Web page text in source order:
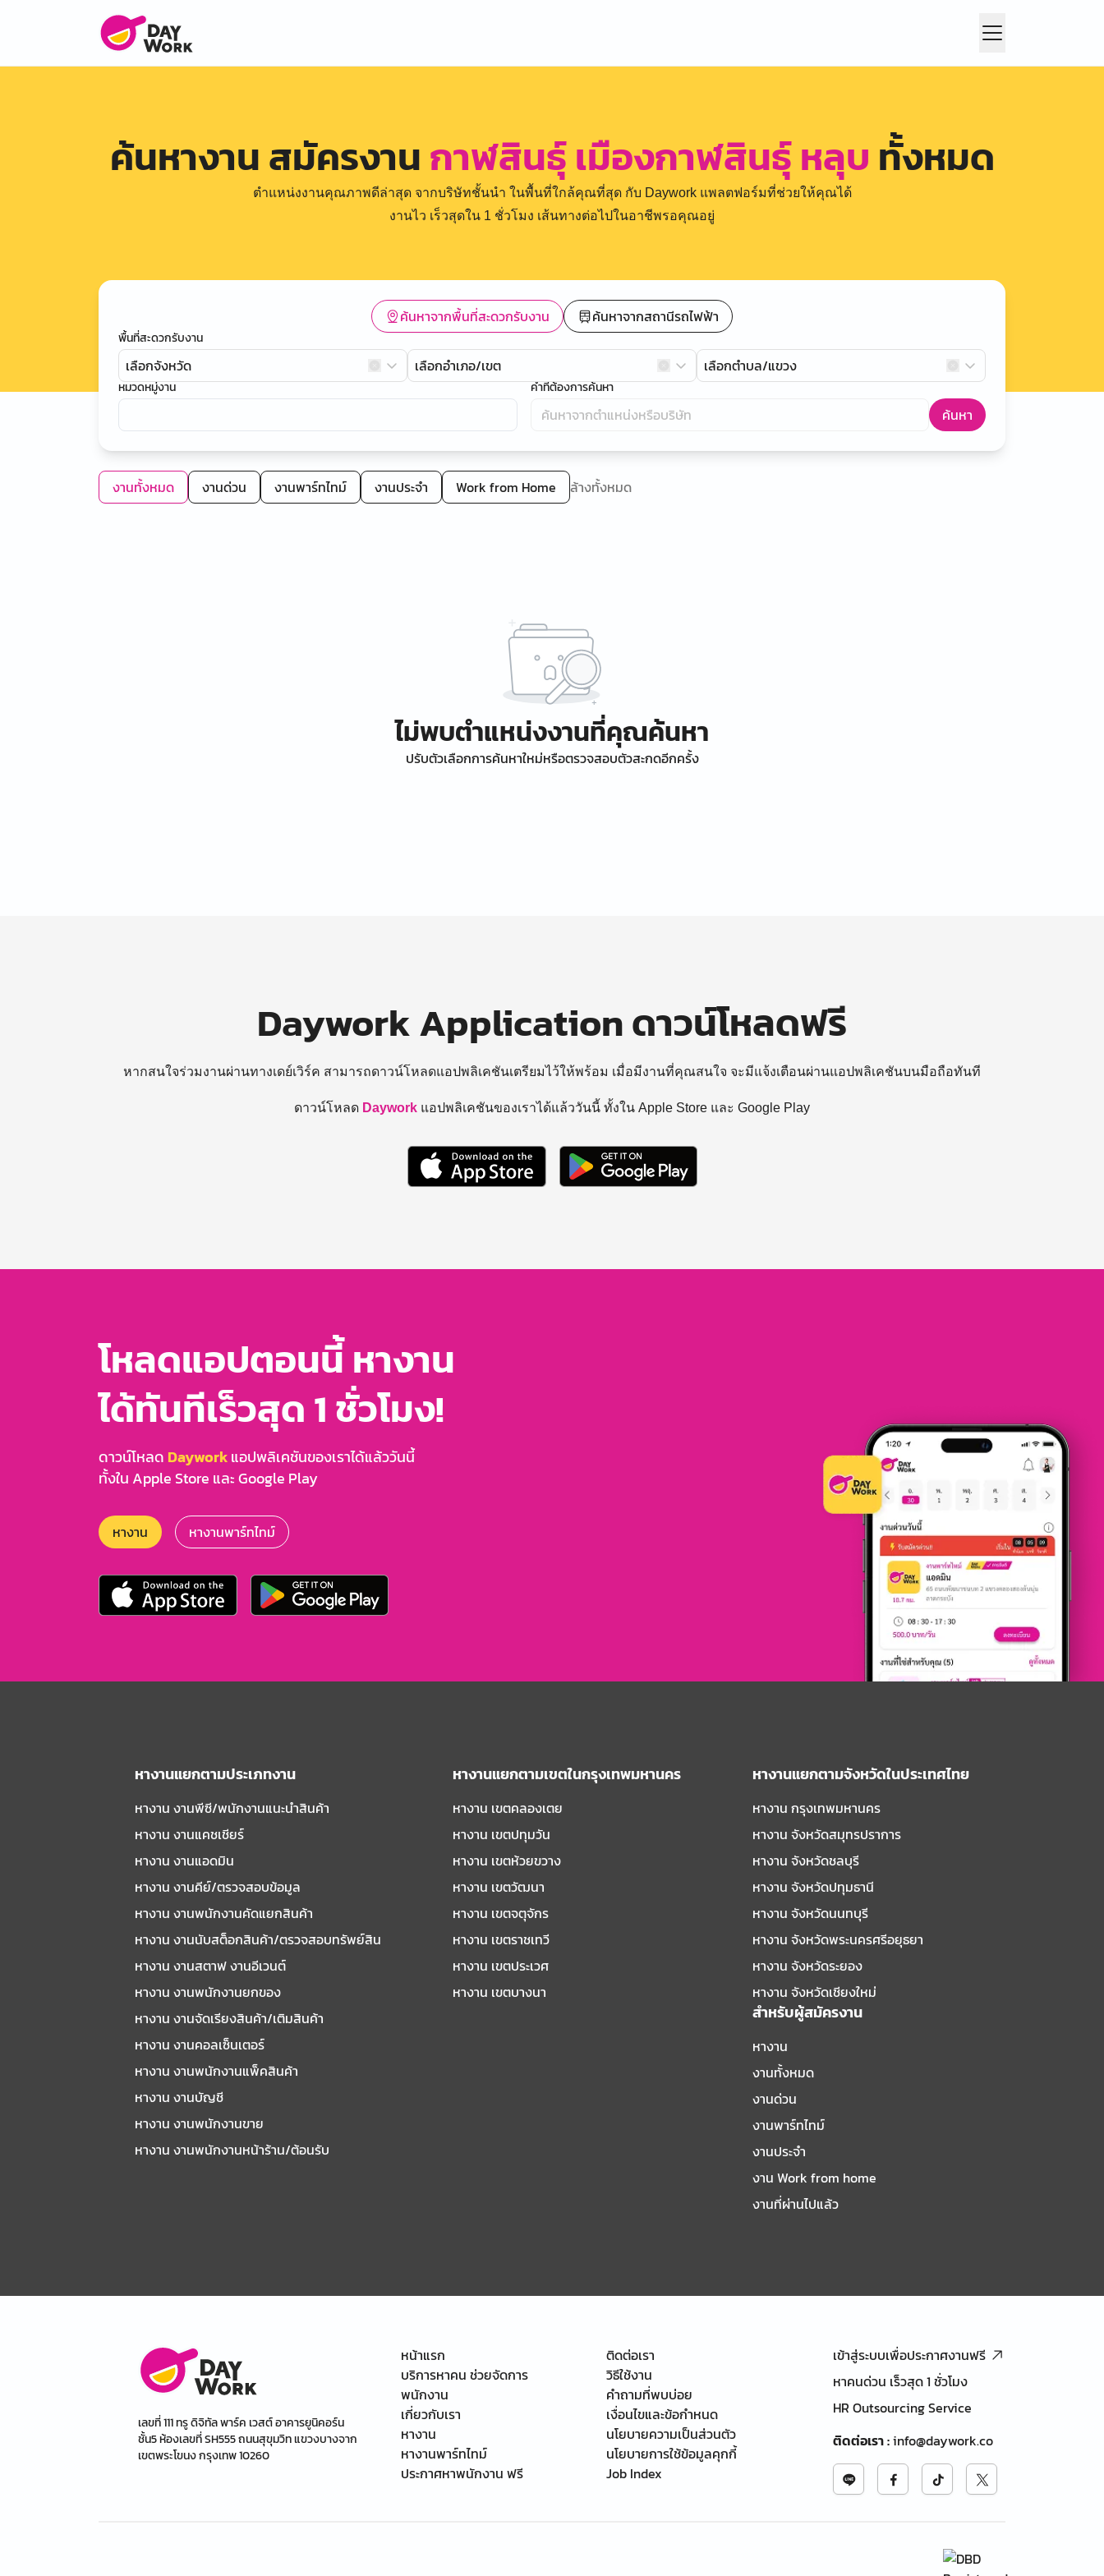
ค้นหางาน สมัครงานกาฬสินธุ์ เมืองกาฬสินธุ์ หลุบ ทั้งหมด
ตำแหน่งงานคุณภาพดีล่าสุด จากบริษัทชั้นนำ ในพื้นที่ใกล้คุณที่สุด กับ Daywork แพลตฟอร์มที่ช่วยให้คุณได้
งานไว เร็วสุดใน 1 ชั่วโมง เส้นทางต่อไปในอาชีพรอคุณอยู่
ค้นหาจากพื้นที่สะดวกรับงาน ค้นหาจากสถานีรถไฟฟ้า
พื้นที่สะดวกรับงาน
เลือกจังหวัด เลือกอำเภอ/เขต เลือกตำบล/แขวง
หมวดหมู่งาน คำที่ต้องการค้นหา
ค้นหา
งานทั้งหมด งานด่วน งานพาร์ทไทม์ งานประจำ Work from Home ล้างทั้งหมด
ไม่พบตำแหน่งงานที่คุณค้นหา
ปรับตัวเลือกการค้นหาใหม่หรือตรวจสอบตัวสะกดอีกครั้ง
Daywork Application ดาวน์โหลดฟรี
หากสนใจร่วมงานผ่านทางเดย์เวิร์ค สามารถดาวน์โหลดแอปพลิเคชันเตรียมไว้ให้พร้อม เมื่อมีงานที่คุณสนใจ จะมีแจ้งเตือนผ่านแอปพลิเคชันบนมือถือทันที
ดาวน์โหลด Daywork แอปพลิเคชันของเราได้แล้ววันนี้ ทั้งใน Apple Store และ Google Play
โหลดแอปตอนนี้ หางาน
ได้ทันทีเร็วสุด 1 ชั่วโมง!
ดาวน์โหลด Dayworkแอปพลิเคชันของเราได้แล้ววันนี้
ทั้งใน Apple Store และ Google Play
หางาน หางานพาร์ทไทม์
หางานแยกตามประเภทงาน
หางาน งานพีซี/พนักงานแนะนําสินค้า
หางาน งานแคชเชียร์
หางาน งานแอดมิน
หางาน งานคีย์/ตรวจสอบข้อมูล
หางาน งานพนักงานคัดแยกสินค้า
หางาน งานนับสต็อกสินค้า/ตรวจสอบทรัพย์สิน
หางาน งานสตาฟ งานอีเวนต์
หางาน งานพนักงานยกของ
หางาน งานจัดเรียงสินค้า/เติมสินค้า
หางาน งานคอลเซ็นเตอร์
หางาน งานพนักงานแพ็คสินค้า
หางาน งานบัญชี
หางาน งานพนักงานขาย
หางาน งานพนักงานหน้าร้าน/ต้อนรับ
หางานแยกตามเขตในกรุงเทพมหานคร
หางาน เขตคลองเตย
หางาน เขตปทุมวัน
หางาน เขตห้วยขวาง
หางาน เขตวัฒนา
หางาน เขตจตุจักร
หางาน เขตราชเทวี
หางาน เขตประเวศ
หางาน เขตบางนา
หางานแยกตามจังหวัดในประเทศไทย
หางาน กรุงเทพมหานคร
หางาน จังหวัดสมุทรปราการ
หางาน จังหวัดชลบุรี
หางาน จังหวัดปทุมธานี
หางาน จังหวัดนนทบุรี
หางาน จังหวัดพระนครศรีอยุธยา
หางาน จังหวัดระยอง
หางาน จังหวัดเชียงใหม่
สำหรับผู้สมัครงาน
หางาน
งานทั้งหมด
งานด่วน
งานพาร์ทไทม์
งานประจำ
งาน Work from home
งานที่ผ่านไปแล้ว
เลขที่ 111 ทรู ดิจิทัล พาร์ค เวสต์ อาคารยูนิคอร์น
ชั้น5 ห้องเลขที่ SH555 ถนนสุขุมวิท แขวงบางจาก
เขตพระโขนง กรุงเทพ 10260
หน้าแรก
บริการหาคน ช่วยจัดการ
พนักงาน
เกี่ยวกับเรา
หางาน
หางานพาร์ทไทม์
ประกาศหาพนักงาน ฟรี
ติดต่อเรา
วิธีใช้งาน
คำถามที่พบบ่อย
เงื่อนไขและข้อกำหนด
นโยบายความเป็นส่วนตัว
นโยบายการใช้ข้อมูลคุกกี้
Job Index
เข้าสู่ระบบเพื่อประกาศงานฟรี
หาคนด่วน เร็วสุด 1 ชั่วโมง
HR Outsourcing Service
ติดต่อเรา:info@daywork.co